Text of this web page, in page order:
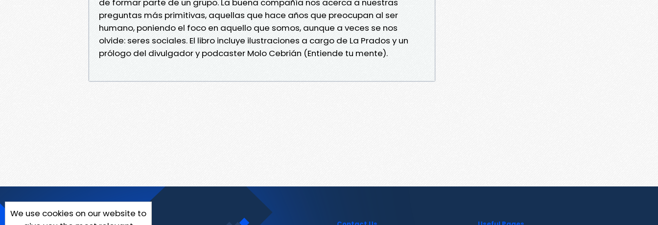
de formar parte de un grupo. La buena compañía nos acerca a nuestras
preguntas más primitivas, aquellas que hace años que preocupan al ser
humano, poniendo el foco en aquello que somos, aunque a veces se nos
olvide: seres sociales. El libro incluye ilustraciones a cargo de La Prados y un
prólogo del divulgador y podcaster Molo Cebrián (Entiende tu mente).
We use cookies on our website to